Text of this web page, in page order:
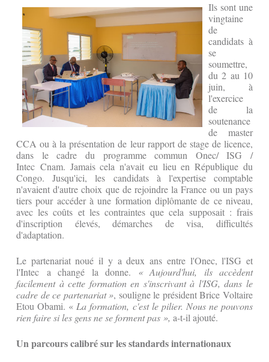
Ils sont une
vingtaine
de
candidats à
se
soumettre,
du 2 au 10
juin, à
l'exercice
de la
soutenance
de master
CCA ou à la présentation de leur rapport de stage de licence,
dans le cadre du programme commun Onec/ ISG /
Intec Cnam. Jamais cela n'avait eu lieu en République du
Congo. Jusqu'ici, les candidats à l'expertise comptable
n'avaient d'autre choix que de rejoindre la France ou un pays
tiers pour accéder à une formation diplômante de ce niveau,
avec les coûts et les contraintes que cela supposait : frais
d'inscription élevés, démarches de visa, difficultés
d'adaptation.
Le partenariat noué il y a deux ans entre l'Onec, l'ISG et
l'Intec a changé la donne. « Aujourd'hui, ils accèdent
facilement à cette formation en s'inscrivant à l'ISG, dans le
cadre de ce partenariat », souligne le président Brice Voltaire
Etou Obami. « La formation, c'est le pilier. Nous ne pouvons
rien faire si les gens ne se forment pas », a-t-il ajouté.
Un parcours calibré sur les standards internationaux